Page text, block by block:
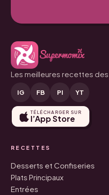
Les meilleures recettes
IG FB PI YT
TÉLÉCHARGER SUR
l’App Store
RECETTES
Desserts et Confiseries
Plats Principaux
Entrées